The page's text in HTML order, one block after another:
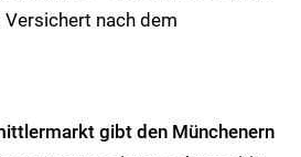
nach dem
gibt den Münchenern